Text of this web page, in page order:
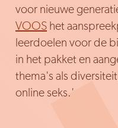
voor nieuwe
VOOS het
leerdoelen voor de
in het pakket en
thema's als
online seks.'